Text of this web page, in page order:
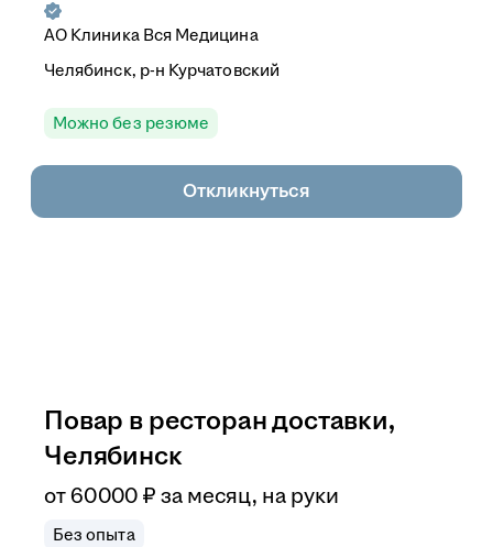
АО Клиника Вся Медицина
Челябинск, р-н Курчатовский
Можно без резюме
Откликнуться
Повар в ресторан доставки,
Челябинск
от60 000 ₽ за месяц, на руки
Без опыта